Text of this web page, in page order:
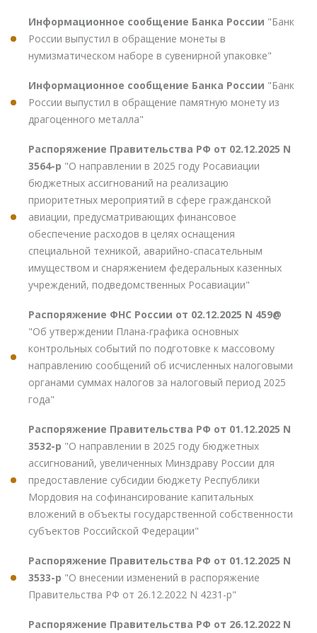
Информационное сообщение Банка России "Банк
России выпустил в обращение монеты в
нумизматическом наборе в сувенирной упаковке"
Информационное сообщение Банка России "Банк
России выпустил в обращение памятную монету из
драгоценного металла"
Распоряжение Правительства РФ от 02.12.2025 N
3564-р "О направлении в 2025 году Росавиации
бюджетных ассигнований на реализацию
приоритетных мероприятий в сфере гражданской
авиации, предусматривающих финансовое
обеспечение расходов в целях оснащения
специальной техникой, аварийно-спасательным
имуществом и снаряжением федеральных казенных
учреждений, подведомственных Росавиации"
Распоряжение ФНС России от 02.12.2025 N 459@
"Об утверждении Плана-графика основных
контрольных событий по подготовке к массовому
направлению сообщений об исчисленных налоговыми
органами суммах налогов за налоговый период 2025
года"
Распоряжение Правительства РФ от 01.12.2025 N
3532-р "О направлении в 2025 году бюджетных
ассигнований, увеличенных Минздраву России для
предоставление субсидии бюджету Республики
Мордовия на софинансирование капитальных
вложений в объекты государственной собственности
субъектов Российской Федерации"
Распоряжение Правительства РФ от 01.12.2025 N
3533-р "О внесении изменений в распоряжение
Правительства РФ от 26.12.2022 N 4231-р"
Распоряжение Правительства РФ от 26.12.2022 N